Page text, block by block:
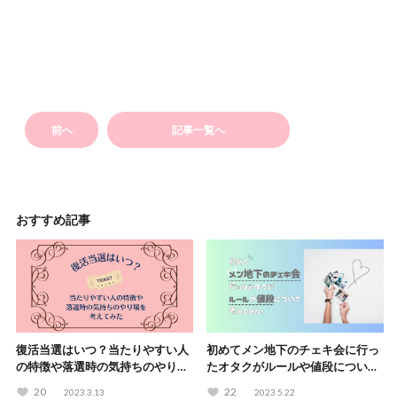
前へ 記事一覧へ
おすすめ記事
復活当選はいつ？当たりやすい人
の特徴や落選時の気持ちのやり場
20 2023.3.13
初めてメン地下のチェキ会に行っ
たオタクがルールや値段について
22 2023.5.22